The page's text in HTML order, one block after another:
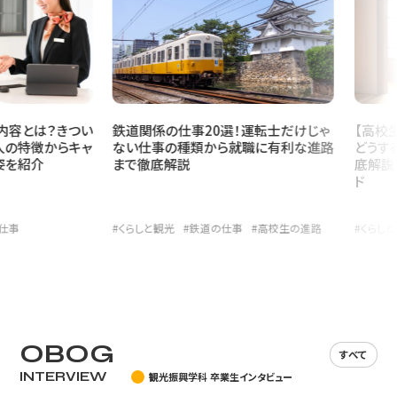
明神山は、標高273.6ｍの低い山で、以前から地域の人々の散策
や健康づくりのための登山コースとして親しまれてきましたが、展望
台の整備等により、現在では、山頂では360°の大パノラマがひらけ、
５つの世界遺産を目にすることができます。大阪府側では世界遺産
の百舌鳥・古市古墳群やあべのハルカス、空気が澄んでいれば明石
海峡大橋も見渡せます。ふもとの明神山鳥居から山頂までは徒歩で
およそ40分です。ふもとの駐車場の整備やパンフレットの作成、奈良
交通とのタイアップ、「日本遺産（Japan Heritage）」の認定などによ
り、今や地域を代表する観光スポットとなりました。
しかしながら、私が今回一番紹介したかったのは、自宅から最も近
？きつい
からキャ
介
鉄道関係の仕事20選！運転士だけじゃ
ない仕事の種類から就職に有利な進路
まで徹底解説
#くらしと観光 #鉄道の仕事 #高校生の進路
【高校生向
どうする？
底解説！
#くらしと観光
OBOG
INTERVIEW 観光振興学科 卒業生インタビュー
すべて